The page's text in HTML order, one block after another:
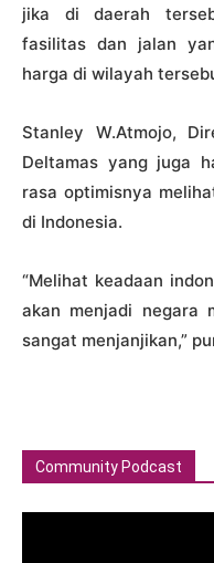
jika di daerah
fasilitas dan jalan
harga di wilayah
Stanley W.Atmojo,
Deltamas yang juga
rasa optimisnya
di Indonesia.
“Melihat keadaan
akan menjadi negara
sangat menjanjikan,”
Community Podcast